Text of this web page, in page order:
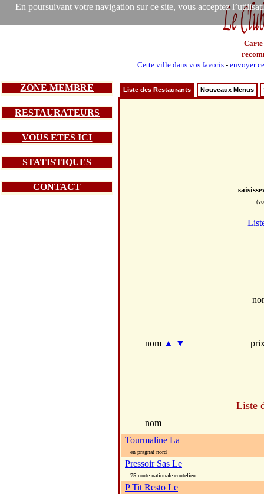
En poursuivant votre navigation sur ce site, vous acceptez
Carte
Cette ville dans vos favoris -envoyer
ZONE MEMBRE
RESTAURATEURS
VOUS ETES ICI
STATISTIQUES
CONTACT
Liste des Restaurants Nouveaux Menus
nom ▲ ▼
Liste
nom
Tourmaline La
en pragnat nord
Pressoir Sas Le
75 route nationale coutelieu
P Tit Resto Le